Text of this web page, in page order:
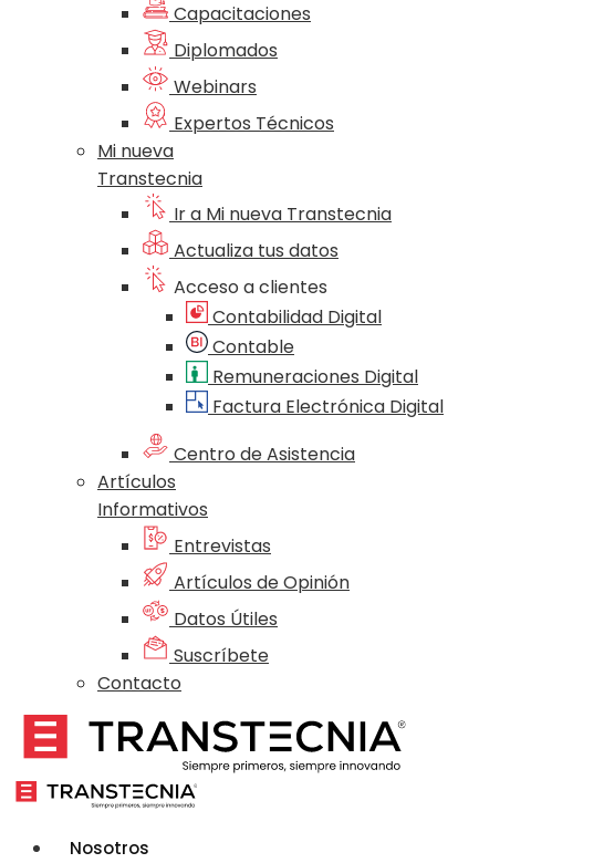
Capacitaciones
Diplomados
Webinars
Expertos Técnicos
Mi nueva
Transtecnia
Ir a Mi nueva Transtecnia
Actualiza tus datos
Acceso a clientes
Contabilidad Digital
Contable
Remuneraciones Digital
Factura Electrónica Digital
Centro de Asistencia
Artículos
Informativos
Entrevistas
Artículos de Opinión
Datos Útiles
Suscríbete
Contacto
Nosotros